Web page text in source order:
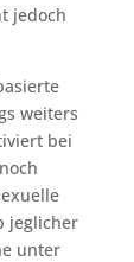
jedoch
weiters
bei
jeglicher
unter